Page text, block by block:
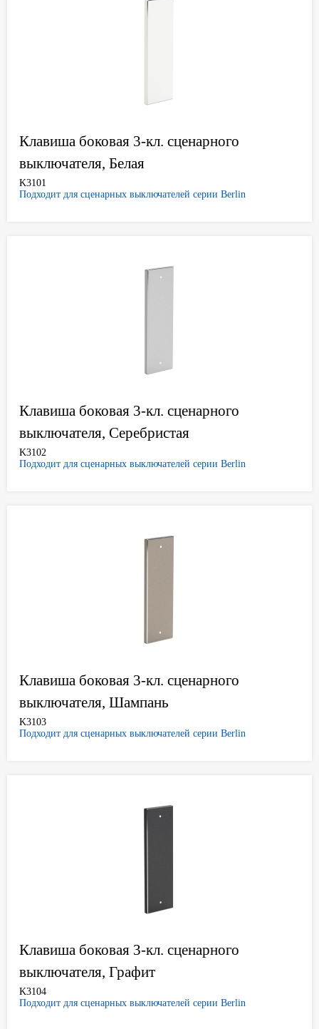
Клавиша боковая 3-кл. сценарного
выключателя, Белая
K3101
Подходит для сценарных выключателей серии Berlin
Клавиша боковая 3-кл. сценарного
выключателя, Серебристая
K3102
Подходит для сценарных выключателей серии Berlin
Клавиша боковая 3-кл. сценарного
выключателя, Шампань
K3103
Подходит для сценарных выключателей серии Berlin
Клавиша боковая 3-кл. сценарного
выключателя, Графит
K3104
Подходит для сценарных выключателей серии Berlin